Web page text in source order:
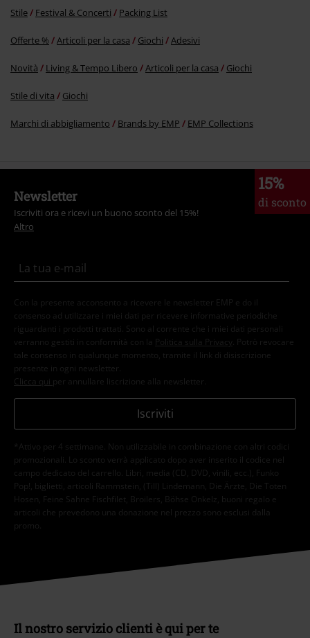
Invia un commento
Stile Festival & Concerti Packing List
Offerte % Articoli per la casa Giochi Adesivi
Novità Living & Tempo Libero Articoli per la casa Giochi
Stile di vita Giochi
Marchi di abbigliamento Brands by EMP EMP Collections
15%
di sconto
Newsletter
Iscriviti ora e ricevi un buono sconto del 15%!
Altro
Con la presente acconsento a ricevere le newsletter EMP e do il
consenso ad utilizzare i miei dati per ricevere informative periodiche
riguardanti i prodotti trattati. Sono al corrente che i miei dati personali
verranno gestiti in conformità con la
Politica sulla Privacy
. Potrò revocare
tale consenso in qualunque momento, tramite il link di disiscrizione
presente in ogni newsletter.
Clicca qui per annullare liscrizione alla newsletter.
Iscriviti
*Attivo per 4 settimane. Non utilizzabile in combinazione con altri codici
promozionali. Lo sconto verrà applicato dopo aver inserito il codice nel
campo dedicato del carrello. Libri, media (CD, DVD, vinili, ecc.), Funko
Pop!, biglietti, articoli Rammstein, (Till) Lindemann, Die Ärzte, Die Toten
Hosen, Feine Sahne Fischfilet, Broilers, Böhse Onkelz, buoni regalo e
articoli che prevedono una donazione nel prezzo sono esclusi dalla
promo.
Il nostro servizio clienti è qui per te